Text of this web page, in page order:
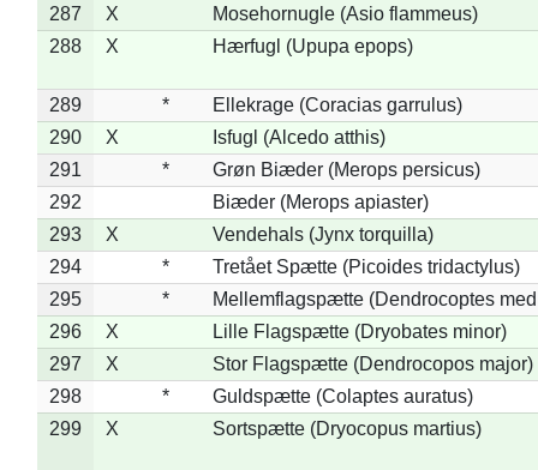
287
X
Mosehornugle (Asio flammeus)
288
X Hærfugl (Upupa epops)
289 *
Ellekrage (Coracias garrulus)
290
X
Isfugl (Alcedo atthis)
291
*
Grøn Biæder (Merops persicus)
292
Biæder (Merops apiaster)
293
X
Vendehals (Jynx torquilla)
294
*
Tretået Spætte (Picoides tridactylus)
295
*
Mellemflagspætte (Dendrocoptes
296
X
Lille Flagspætte (Dryobates minor)
297
X
Stor Flagspætte (Dendrocopos major)
298
*
Guldspætte (Colaptes auratus)
299
X Sortspætte (Dryocopus martius)